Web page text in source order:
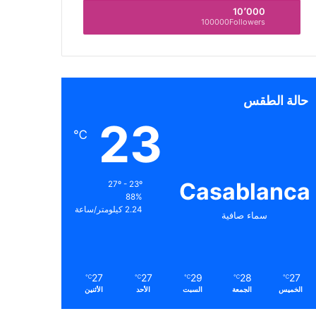
10٬000
100000Followers
حالة الطقس
Casablanca
سماء صافية
23
℃
27º - 23º
88%
2.24 كيلومتر/ساعة
27
℃
الخميس
28
℃
الجمعة
29
℃
السبت
27
℃
الأحد
27
℃
الأثنين